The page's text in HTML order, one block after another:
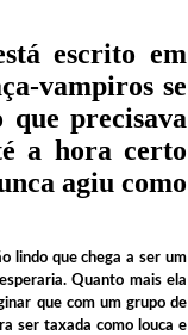
escrito em
vampiros se
precisava
a hora certo
agiu como
lindo que chega a ser um
Quanto mais ela
que com um grupo de
ser taxada como louca e